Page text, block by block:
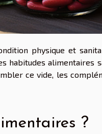
physique et
habitudes alimentaires
ce vide, les
?